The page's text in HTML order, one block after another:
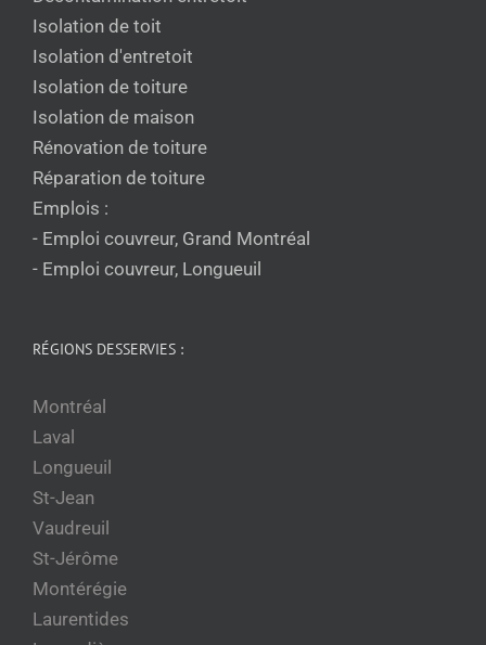
Isolation de toit
Isolation d'entretoit
Isolation de toiture
Isolation de maison
Rénovation de toiture
Réparation de toiture
Emplois :
- Emploi couvreur, Grand Montréal
- Emploi couvreur, Longueuil
RÉGIONS DESSERVIES :
Montréal
Laval
Longueuil
St-Jean
Vaudreuil
St-Jérôme
Montérégie
Laurentides